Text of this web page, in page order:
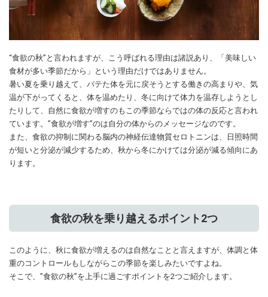
“食欲の秋”と言われますが、こう呼ばれる理由は諸説あり、「美味しい
食材が多い季節だから」という理由だけではありません。
暑い夏を乗り越えて、バテた体を元に戻そうとする働きの高まりや、気
温が下がってくると、体を温めたり、冬に向けて体力を温存しようとし
たりして、自然に食欲が増すのもこの季節ならではの体の反応と言われ
ています。”食欲が増す”のは自分の体からのメッセージなのです。
また、食欲の抑制に関わる脳内の神経伝達物質セロトニンは、日照時間
が短いと分泌が減少するため、秋から冬にかけては分泌が減る傾向にあ
ります。
食欲の秋を乗り越えるポイント2つ
このように、秋に食欲が増えるのは自然なことと言えますが、体調と体
重のコントロールもしながらこの季節を楽しみたいですよね。
そこで、”食欲の秋”を上手に過ごすポイントを2つご紹介します。